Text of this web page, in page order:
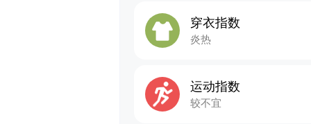
穿衣指数
炎热
运动指数
较不宜